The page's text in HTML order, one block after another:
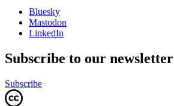
Bluesky
Mastodon
LinkedIn
Subscribe to our newsletter
Subscribe